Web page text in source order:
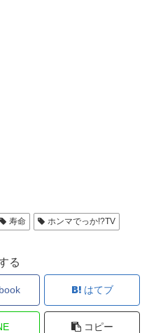
寿命 ホンマでっか!?TV
る
はてブ
コピー